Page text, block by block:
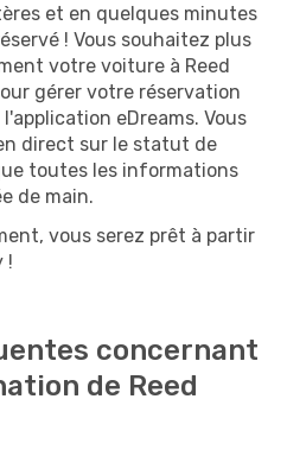
et en quelques minutes
! Vous souhaitez plus
votre voiture à Reed
gérer votre réservation
eDreams. Vous
direct sur le statut de
toutes les informations
de main.
vous serez prêt à partir
!
concernant
de Reed